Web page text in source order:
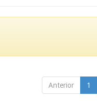
Anterior 1